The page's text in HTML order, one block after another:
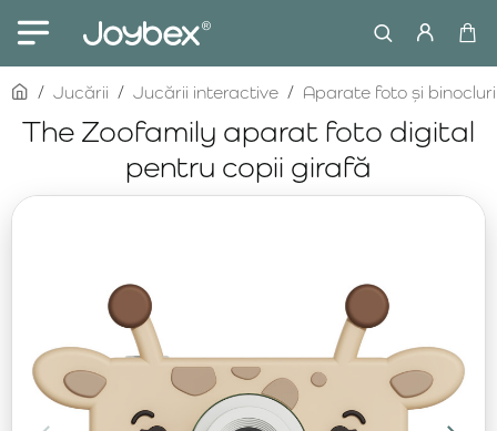
The Zoofamily aparat foto digital
pentru copii girafă
homeJucării Jucării interactive Aparate foto și binocluri